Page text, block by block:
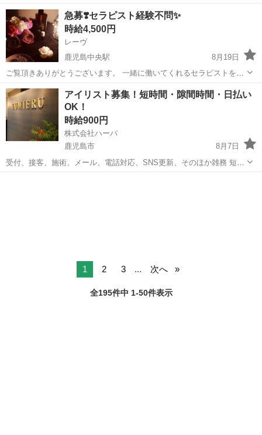
10:00~16:00/10:00~15:00/10:00~17:00/13:00~18:00/15:00~23:00 月/
火/水/木/金/土/日 などから選べます [...
鹿児島 鹿屋市 マッサージ
急募❣️セラピスト経験不問✨
時給4,500円
レーヴ
鹿児島中央駅
8月19日
ご覧頂きありがとうございます。 一緒に働いてくれるセラピストを募
集しております。 仕事内容は オイルを使った施術でお客様を癒してい
ただきます。 女性講師による講習をしっかり行うので、未経験の方で
も大歓迎！！ もちろん経験者...
鹿児島 鹿児島市 鹿児島中央駅 セラピスト 個室
アイリスト募集！短時間・隙間時間・日払い
OK！
時給900円
株式会社ハーパ
鹿児島市
8月7日
受付、接客、施術、メール、電話対応、SNS更新、そのほか雑務 短時
間・隙間時間に働きたい方歓迎！ 日払いもOK！ 美容師免許必須
1 2 3 ... 次へ
全195件中 1-50件表示